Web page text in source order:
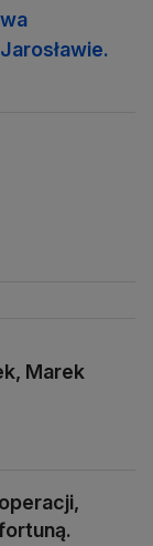
Marek